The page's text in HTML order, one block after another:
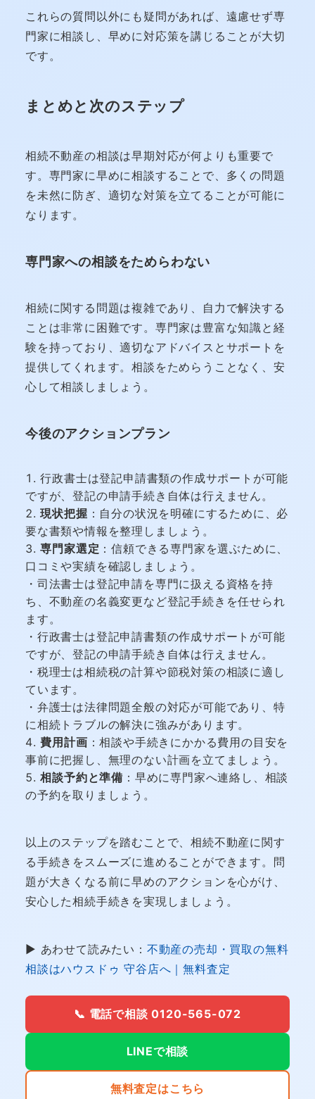
これらの質問以外にも疑問があれば、遠慮せず専
門家に相談し、早めに対応策を講じることが大切
です。
まとめと次のステップ
相続不動産の相談は早期対応が何よりも重要で
す。専門家に早めに相談することで、多くの問題
を未然に防ぎ、適切な対策を立てることが可能に
なります。
専門家への相談をためらわない
相続に関する問題は複雑であり、自力で解決する
ことは非常に困難です。専門家は豊富な知識と経
験を持っており、適切なアドバイスとサポートを
提供してくれます。相談をためらうことなく、安
心して相談しましょう。
今後のアクションプラン
行政書士は登記申請書類の作成サポートが可能
ですが、登記の申請手続き自体は行えません。
現状把握 ：自分の状況を明確にするために、必
要な書類や情報を整理しましょう。
専門家選定 ：信頼できる専門家を選ぶために、
口コミや実績を確認しましょう。
・司法書士は登記申請を専門に扱える資格を持
ち、不動産の名義変更など登記手続きを任せられ
ます。
・行政書士は登記申請書類の作成サポートが可能
ですが、登記の申請手続き自体は行えません。
・税理士は相続税の計算や節税対策の相談に適し
ています。
・弁護士は法律問題全般の対応が可能であり、特
に相続トラブルの解決に強みがあります。
費用計画 ：相談や手続きにかかる費用の目安を
事前に把握し、無理のない計画を立てましょう。
相談予約と準備 ：早めに専門家へ連絡し、相談
の予約を取りましょう。
以上のステップを踏むことで、相続不動産に関す
る手続きをスムーズに進めることができます。問
題が大きくなる前に早めのアクションを心がけ、
安心した相続手続きを実現しましょう。
▶ あわせて読みたい： 不動産の売却・買取の無料
相談はハウスドゥ 守谷店へ｜無料査定
📞 電話で相談 0120-565-072
LINEで相談
無料査定はこちら